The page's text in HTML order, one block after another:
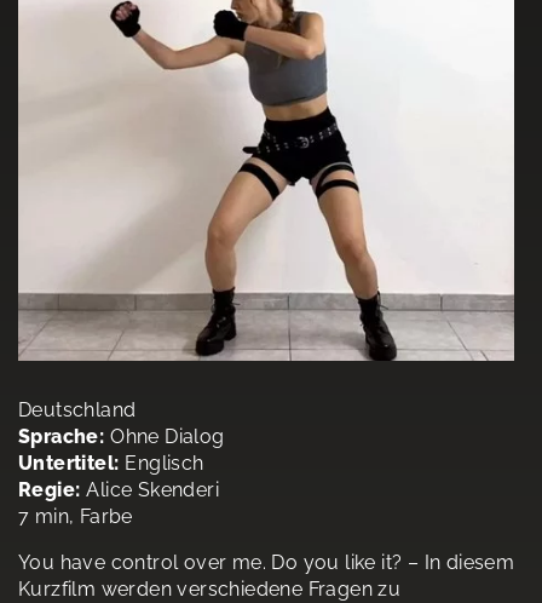
Deutschland
Sprache: Ohne Dialog
Untertitel: Englisch
Regie: Alice Skenderi
7 min, Farbe
You have control over me. Do you like it? – In diesem
Kurzfilm werden verschiedene Fragen zu